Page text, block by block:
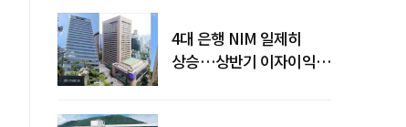
4대 은행 NIM 일제히
상승…상반기 이자이익